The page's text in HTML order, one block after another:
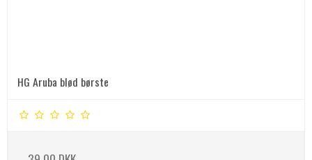
HG Aruba blød børste